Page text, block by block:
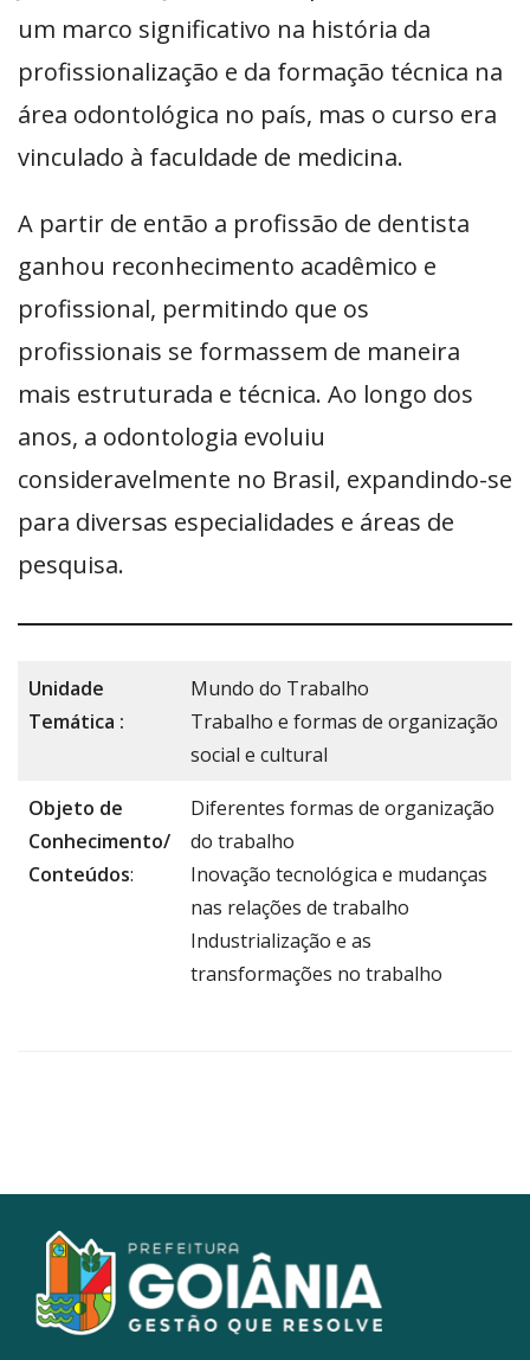
um marco significativo na história da
profissionalização e da formação técnica na
área odontológica no país, mas o curso era
vinculado à faculdade de medicina.
A partir de então a profissão de dentista
ganhou reconhecimento acadêmico e
profissional, permitindo que os
profissionais se formassem de maneira
mais estruturada e técnica. Ao longo dos
anos, a odontologia evoluiu
consideravelmente no Brasil, expandindo-se
para diversas especialidades e áreas de
pesquisa.
Unidade
Temática :
Mundo do Trabalho
Trabalho e formas de organização
social e cultural
Objeto de
Conhecimento/
Conteúdos:
Diferentes formas de organização
do trabalho
Inovação tecnológica e mudanças
nas relações de trabalho
Industrialização e as
transformações no trabalho